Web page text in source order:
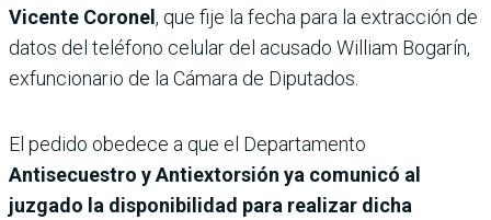
Vicente Coronel , que fije la fecha para la extracción de
datos del teléfono celular del acusado William Bogarín,
exfuncionario de la Cámara de Diputados.
El pedido obedece a que el Departamento
Antisecuestro y Antiextorsión ya comunicó al
juzgado la disponibilidad para realizar dicha